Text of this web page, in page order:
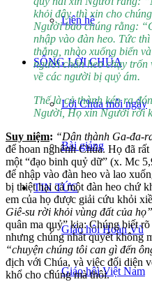
Liên hệ
SỐNG LỜI CHÚA
Lời Chúa mỗi ngày
Bài giảng
TIN TỨC
Giáo hội Hoàn Vũ
Giáo hội Việt Nam
khỏi đây, thì xin cho
Người bảo chúng rằng:
nhập vào đàn heo. Tức
thẳng, nhào xuống biển
người chăn heo chạy trốn
về các người bị quỷ ám.
Thế là cả thành kéo ra
Người, Họ xin Người rời
Suy niệm: “Dân thành Ga-đa-
để hoan nghênh Chúa. Họ đã
một “đạo binh quỷ dữ” (x. Mc
để nhập vào đàn heo và lao
bị thiệt hại cả một đàn heo chứ
em của họ được giải cứu khỏi
Giê-su rời khỏi vùng đất của họ”
quân ma quỷ” kia: Chúng biết
nhưng chúng nhất quyết không
“chuyện chúng tôi can gì đến ô
địch với Chúa, và việc đối diện
khổ cho chúng mà thôi.